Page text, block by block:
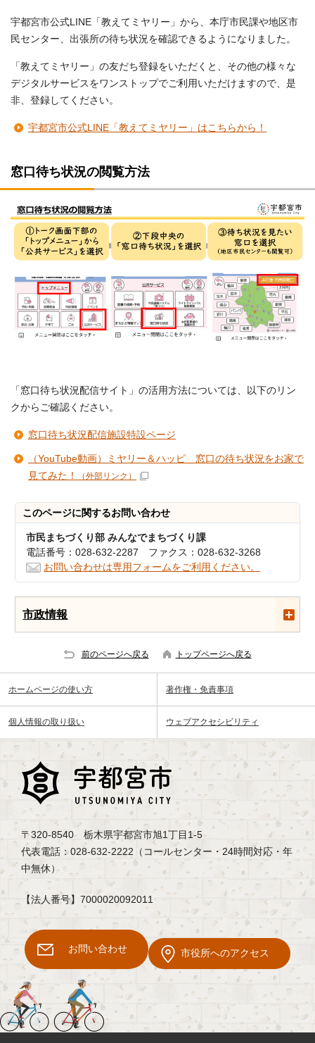
宇都宮市公式LINE「教えてミヤリー」から、本庁市民課や地区市
民センター、出張所の待ち状況を確認できるようになりました。
「教えてミヤリー」の友だち登録をいただくと、その他の様々な
デジタルサービスをワンストップでご利用いただけますので、是
非、登録してください。
宇都宮市公式LINE「教えてミヤリー」はこちらから！
窓口待ち状況の閲覧方法
「窓口待ち状況配信サイト」の活用方法については、以下のリン
クからご確認ください。
窓口待ち状況配信施設特設ページ
（YouTube動画）ミヤリー＆ハッピ 窓口の待ち状況をお家で
見てみた！
（外部リンク）
このページに関するお問い合わせ
市民まちづくり部 みんなでまちづくり課
電話番号：028-632-2287 ファクス：028-632-3268
お問い合わせは専用フォームをご利用ください。
市政情報
前のページへ戻る トップページへ戻る
ホームページの使い方 著作権・免責事項
個人情報の取り扱い ウェブアクセシビリティ
〒320-8540 栃木県宇都宮市旭1丁目1-5
代表電話：028-632-2222（コールセンター・24時間対応・年
中無休）
【法人番号】7000020092011
お問い合わせ 市役所へのアクセス